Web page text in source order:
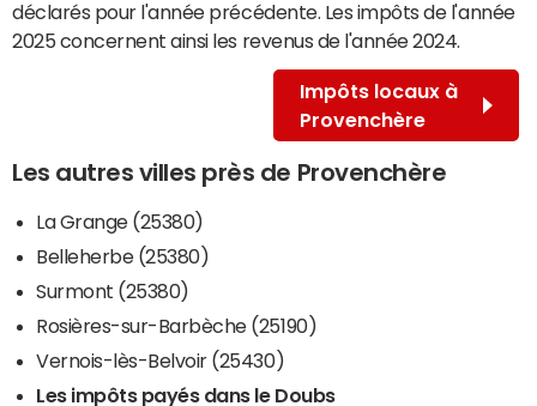
déclarés pour l'année précédente. Les impôts de l'année
2025 concernent ainsi les revenus de l'année 2024.
Impôts locaux à
Provenchère
Les autres villes près de Provenchère
La Grange (25380)
Belleherbe (25380)
Surmont (25380)
Rosières-sur-Barbèche (25190)
Vernois-lès-Belvoir (25430)
Les impôts payés dans le Doubs